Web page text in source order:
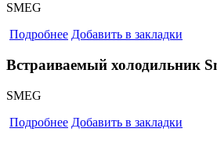
SMEG
Подробнее Добавить в закладки
Встраиваемый холодильник
SMEG
Подробнее Добавить в закладки